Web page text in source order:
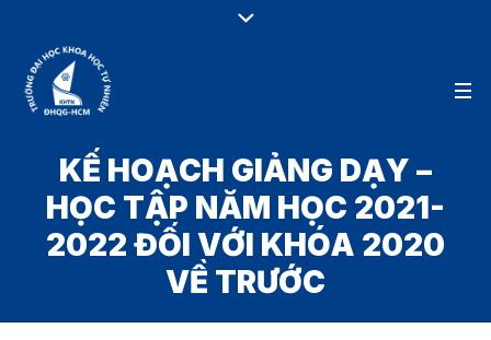
KẾ HOẠCH GIẢNG DẠY –
HỌC TẬP NĂM HỌC 2021-
2022 ĐỐI VỚI KHÓA 2020
VỀ TRƯỚC